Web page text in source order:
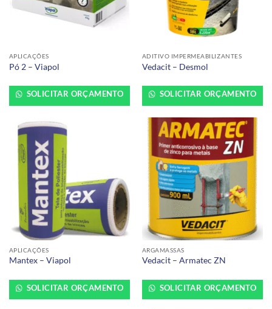
APLICAÇÕES
Pó 2 – Viapol
SOLICITAR ORÇAMENTO
ADITIVO IMPERMEABILIZANTES
Vedacit – Desmol
SOLICITAR ORÇAMENTO
APLICAÇÕES
Mantex – Viapol
SOLICITAR ORÇAMENTO
ARGAMASSAS
Vedacit – Armatec ZN
SOLICITAR ORÇAMENTO